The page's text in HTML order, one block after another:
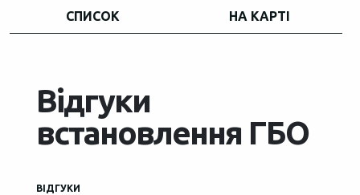
СПИСОК НА КАРТІ
Відгуки
встановлення ГБО
ВІДГУКИ